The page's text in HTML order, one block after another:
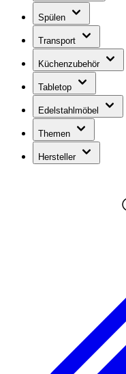
Spülen
Transport
Küchenzubehör
Tabletop
Edelstahlmöbel
Themen
Hersteller